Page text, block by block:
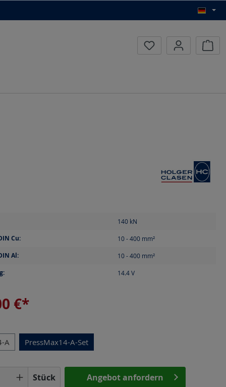
€*
140 kN
Cu: 10 - 400 mm²
Al: 10 - 400 mm²
14.4V
A PressMax14-A-Set
Gib den gewünschten Wert
Stück Angebot anfordern